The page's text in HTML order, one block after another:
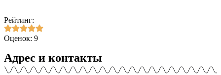
Рейтинг:
Оценок: 9
Адрес и контакты